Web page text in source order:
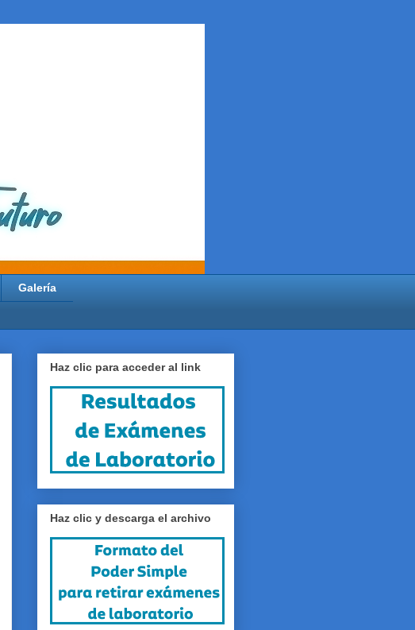
Galería
Haz clic para acceder al link
Haz clic y descarga el archivo